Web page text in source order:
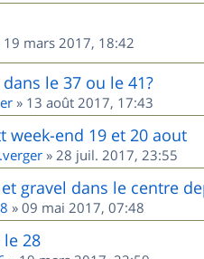
19 mars 2017, 18:42
le 37 ou le 41?
» 13 août 2017, 17:43
week-end 19 et 20 aout
» 28 juil. 2017, 23:55
gravel dans le centre
» 09 mai 2017, 07:48
le 28